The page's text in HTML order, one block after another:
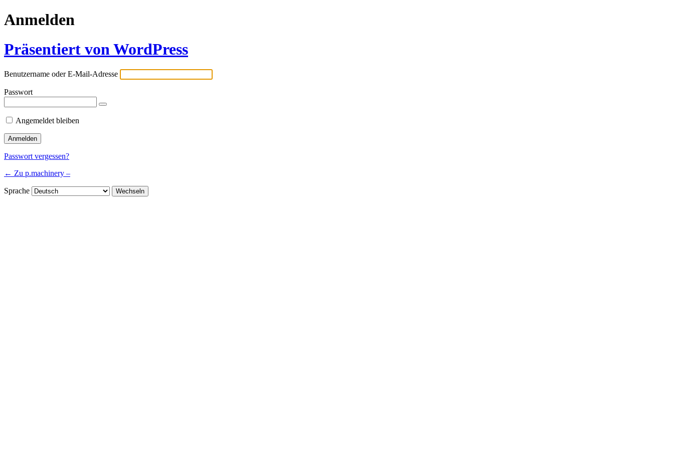
Anmelden
Präsentiert von WordPress
Benutzername oder E-Mail-Adresse
Passwort
Angemeldet bleiben
Passwort vergessen?
← Zu p.machinery –
Sprache